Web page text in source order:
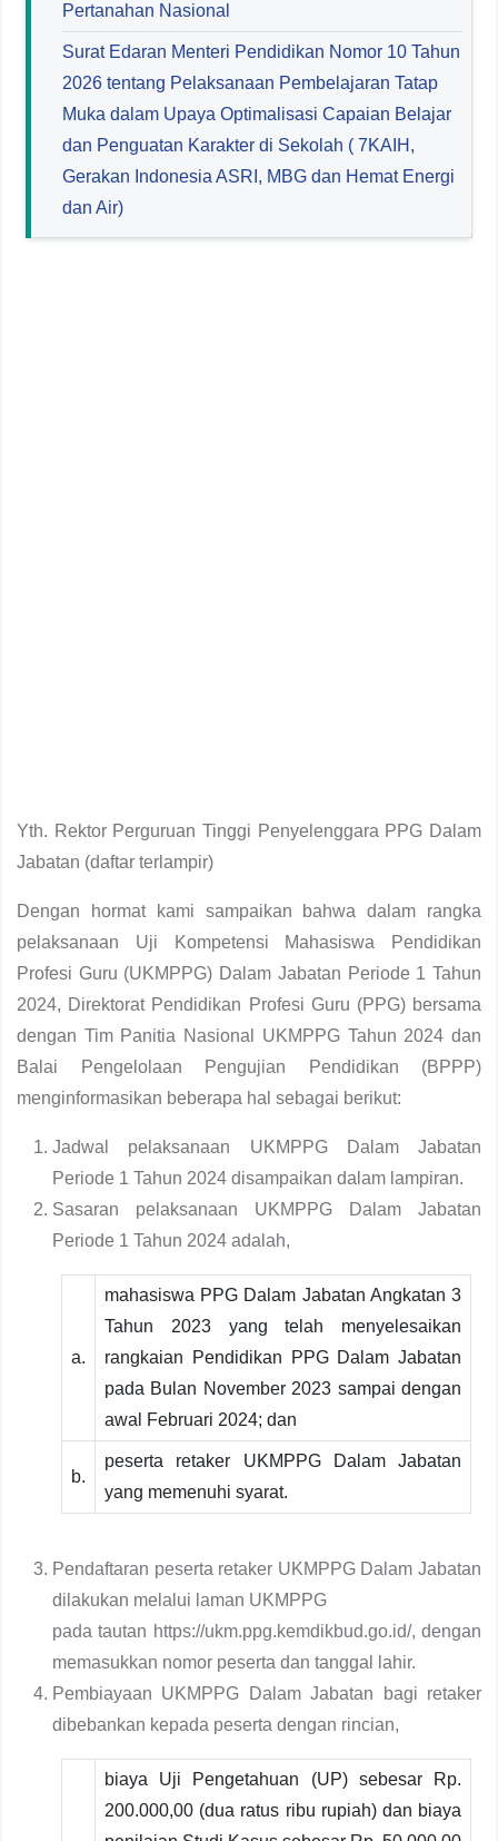
Pertanahan Nasional
Surat Edaran Menteri Pendidikan Nomor 10 Tahun
2026 tentang Pelaksanaan Pembelajaran Tatap
Muka dalam Upaya Optimalisasi Capaian Belajar
dan Penguatan Karakter di Sekolah ( 7KAIH,
Gerakan Indonesia ASRI, MBG dan Hemat Energi
dan Air)
Yth. Rektor Perguruan Tinggi Penyelenggara PPG Dalam
Jabatan (daftar terlampir)
Dengan hormat kami sampaikan bahwa dalam rangka
pelaksanaan Uji Kompetensi Mahasiswa Pendidikan
Profesi Guru (UKMPPG) Dalam Jabatan Periode 1 Tahun
2024, Direktorat Pendidikan Profesi Guru (PPG) bersama
dengan Tim Panitia Nasional UKMPPG Tahun 2024 dan
Balai Pengelolaan Pengujian Pendidikan (BPPP)
menginformasikan beberapa hal sebagai berikut:
Jadwal pelaksanaan UKMPPG Dalam Jabatan
Periode 1 Tahun 2024 disampaikan dalam lampiran.
Sasaran pelaksanaan UKMPPG Dalam Jabatan
Periode 1 Tahun 2024 adalah,
a.
mahasiswa PPG Dalam Jabatan Angkatan 3
Tahun 2023 yang telah menyelesaikan
rangkaian Pendidikan PPG Dalam Jabatan
pada Bulan November 2023 sampai dengan
awal Februari 2024; dan
b.
peserta retaker UKMPPG Dalam Jabatan
yang memenuhi syarat.
Pendaftaran peserta retaker UKMPPG Dalam Jabatan
dilakukan melalui laman UKMPPG
pada tautan https://ukm.ppg.kemdikbud.go.id/, dengan
memasukkan nomor peserta dan tanggal lahir.
Pembiayaan UKMPPG Dalam Jabatan bagi retaker
dibebankan kepada peserta dengan rincian,
biaya Uji Pengetahuan (UP) sebesar Rp.
200.000,00 (dua ratus ribu rupiah) dan biaya